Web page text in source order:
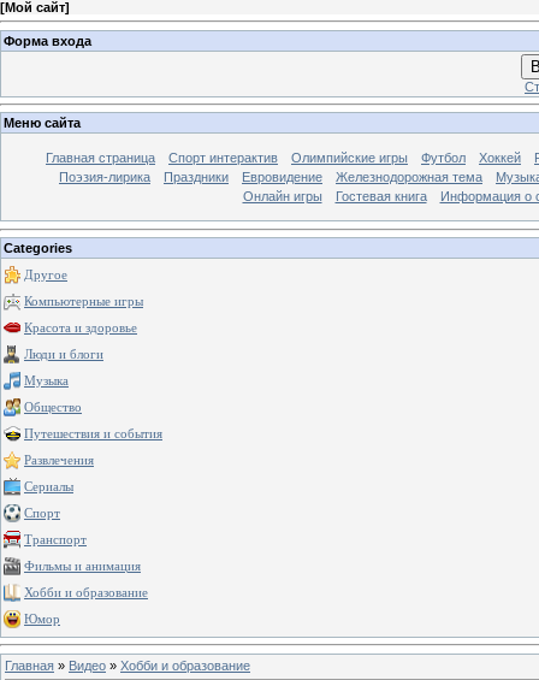
[Мой сайт]
Форма входа
Меню сайта
Главная страница Спорт интерактив Олимпийские игры Футбол Хоккей
Поэзия-лирика
Праздники Евровидение Железнодорожная тема
Онлайн игры
Гостевая книга Информация о
Categories
Другое
Компьютерные игры
Красота и здоровье
Люди и блоги
Музыка
Общество
Путешествия и события
Развлечения
Сериалы
Спорт
Транспорт
Фильмы и анимация
Хобби и образование
Юмор
Главная » Видео » Хобби и образование